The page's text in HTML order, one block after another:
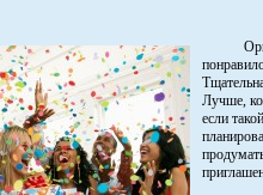
Лучше,
если